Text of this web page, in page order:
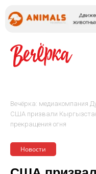
Вечёрка: медиакомпания
США призвали
прекращения огня
Новости